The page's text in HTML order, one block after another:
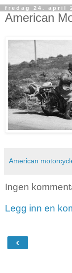
fredag 24. april
American
American
Ingen
Legg inn en
‹